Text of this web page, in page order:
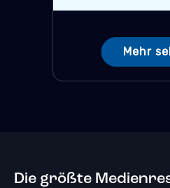
Mehr
Die größte